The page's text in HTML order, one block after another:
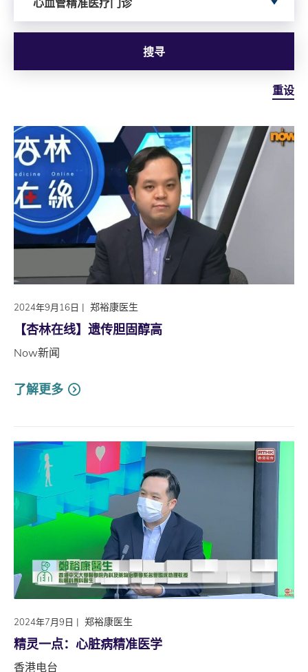
搜寻
重设
2024年9月16日 | 郑裕康医生
【杏林在线】遗传胆固醇高
Now新闻
了解更多
2024年7月9日 | 郑裕康医生
精灵一点：心脏病精准医学
香港电台